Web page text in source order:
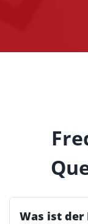
Was ist